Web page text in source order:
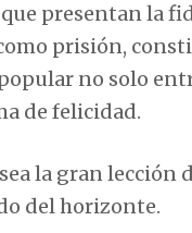
presentan la
prisión,
no solo
de felicidad.
la gran lección
del horizonte.